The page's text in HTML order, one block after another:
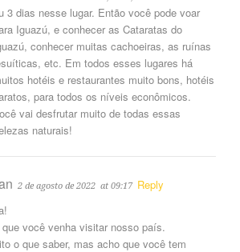
3 dias nesse lugar. Então você pode voar
Iguazú, e conhecer as Cataratas do
conhecer muitas cachoeiras, as ruínas
etc. Em todos esses lugares há
hotéis e restaurantes muito bons, hotéis
para todos os níveis econômicos.
vai desfrutar muito de todas essas
naturais!
2 de agosto de 2022 at 09:17 Reply
você venha visitar nosso país.
o que saber, mas acho que você tem